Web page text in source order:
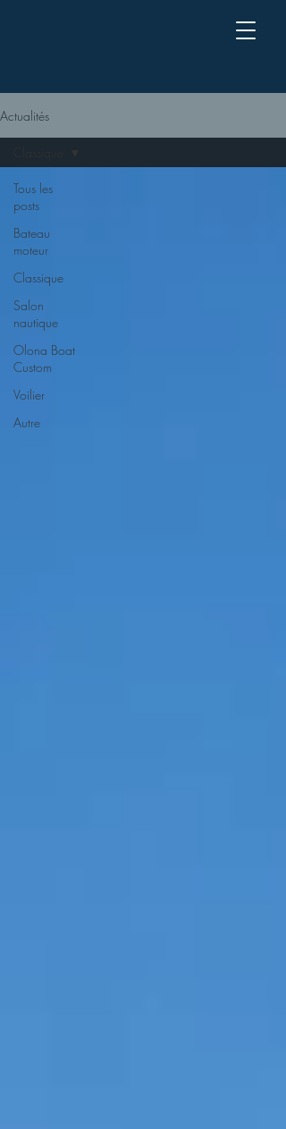
Actualités
Tous les
posts
Bateau
moteur
Classique
Salon
nautique
Olona Boat
Custom
Voilier
Autre